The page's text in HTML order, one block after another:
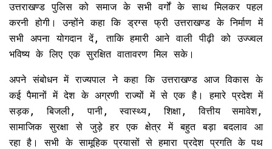
उत्तराखण्ड पुलिस को समाज के सभी वर्गों के साथ मिलकर पहल
करनी होगी। उन्होंने कहा कि ड्रग्स फ्री उत्तराखण्ड के निर्माण में
सभी अपना योगदान दें, ताकि हमारी आने वाली पीढ़ी को उज्ज्वल
भविष्य के लिए एक सुरक्षित वातावरण मिल सके।
अपने संबोधन में राज्यपाल ने कहा कि उत्तराखण्ड आज विकास के
कई पैमानों में देश के अग्रणी राज्यों में से एक है। हमारे प्रदेश में
सड़क, बिजली, पानी, स्वास्थ्य, शिक्षा, वित्तीय समावेश,
सामाजिक सुरक्षा से जुड़े हर एक क्षेत्र में बहुत बड़ा बदलाव आ
रहा है। सभी के सामूहिक प्रयासों से हमारा प्रदेश प्रगति के पथ